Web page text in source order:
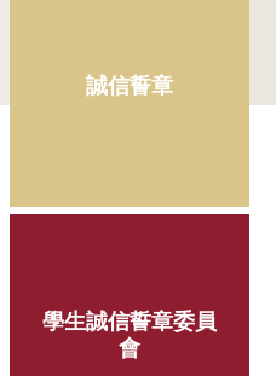
誠信誓章
學生誠信誓章委員
會